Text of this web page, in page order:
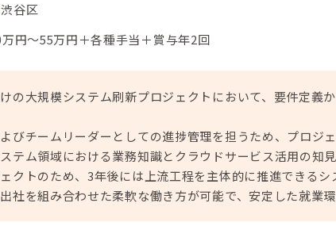
谷区
万円～55万円＋各種手当＋賞与年2回
の大規模システム刷新プロジェクトにおいて、要件定義
びチームリーダーとしての進捗管理を担うため、プロジ
テム領域における業務知識とクラウドサービス活用の知
クトのため、3年後には上流工程を主体的に推進できる
社を組み合わせた柔軟な働き方が可能で、安定した就業